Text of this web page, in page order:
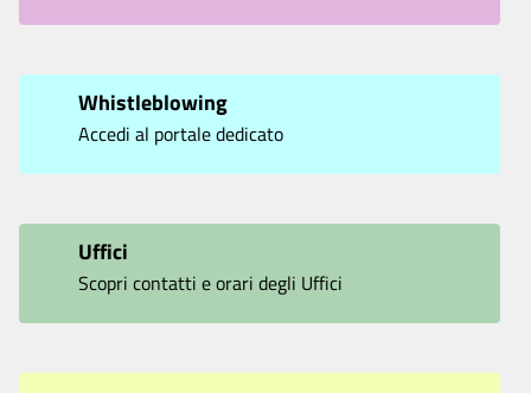
Whistleblowing
Accedi al portale dedicato
Uffici
Scopri contatti e orari degli Uffici